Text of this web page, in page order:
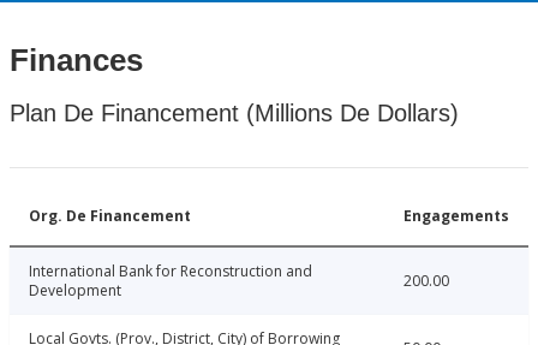
Finances
Plan De Financement (Millions De Dollars)
Org. De Financement Engagements
International Bank for Reconstruction and
Development
200.00
Local Govts. (Prov., District, City) of Borrowing